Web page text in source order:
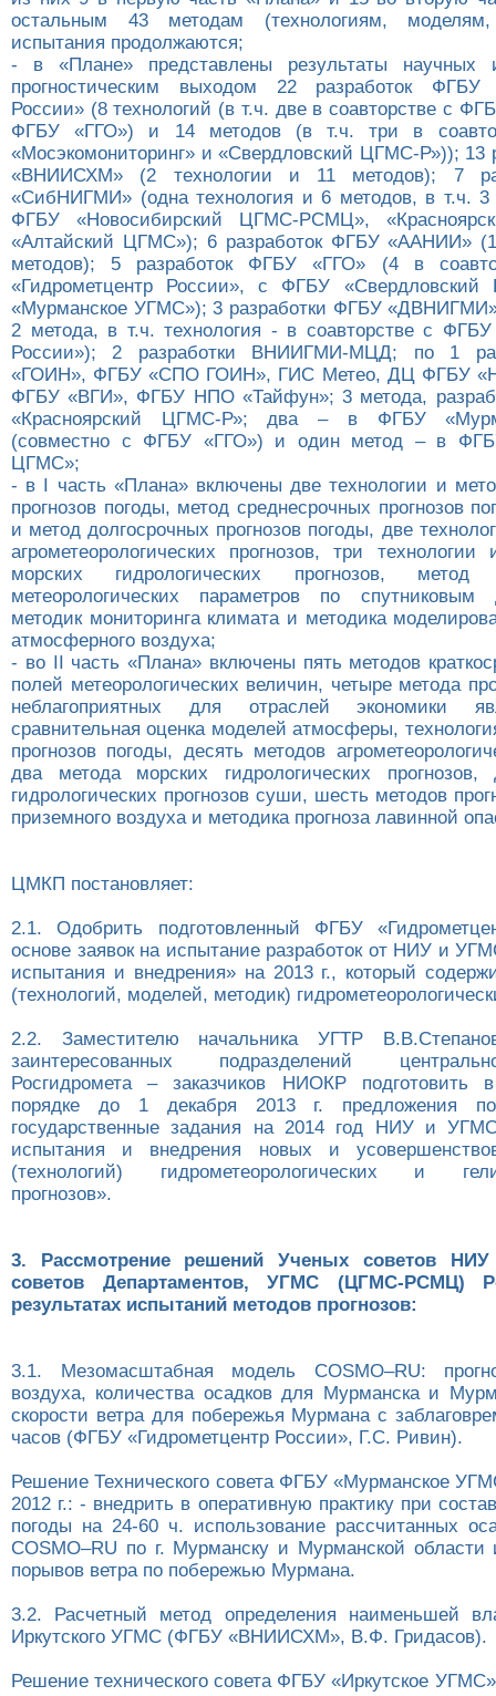
остальным 43 методам (технологиям,
испытания продолжаются;
- в «Плане» представлены результаты научных
прогностическим выходом 22 разработок ФГБУ
России» (8 технологий (в т.ч. две в соавторстве с
ФГБУ «ГГО») и 14 методов (в т.ч. три в
«Мосэкомониторинг» и «Свердловский ЦГМС-Р»)); 13
«ВНИИСХМ» (2 технологии и 11 методов); 7
«СибНИГМИ» (одна технология и 6 методов, в т.ч. 3
ФГБУ «Новосибирский ЦГМС-РСМЦ»,
«Алтайский ЦГМС»); 6 разработок ФГБУ «ААНИИ»
методов); 5 разработок ФГБУ «ГГО» (4 в
«Гидрометцентр России», с ФГБУ
«Мурманское УГМС»); 3 разработки ФГБУ «ДВНИГМИ»
2 метода, в т.ч. технология - в соавторстве с ФГБУ
России»); 2 разработки ВНИИГМИ-МЦД; по 1
«ГОИН», ФГБУ «СПО ГОИН», ГИС Метео, ДЦ ФГБУ
ФГБУ «ВГИ», ФГБУ НПО «Тайфун»; 3 метода,
«Красноярский ЦГМС-Р»; два – в ФГБУ
(совместно с ФГБУ «ГГО») и один метод – в
ЦГМС»;
- в I часть «Плана» включены две технологии и
прогнозов погоды, метод среднесрочных прогнозов
и метод долгосрочных прогнозов погоды, две
агрометеорологических прогнозов, три
морских гидрологических прогнозов, метод
метеорологических параметров по
методик мониторинга климата и методика
атмосферного воздуха;
- во II часть «Плана» включены пять методов
полей метеорологических величин, четыре метода
неблагоприятных для отраслей экономики
сравнительная оценка моделей атмосферы,
прогнозов погоды, десять методов
два метода морских гидрологических прогнозов,
гидрологических прогнозов суши, шесть методов
приземного воздуха и методика прогноза лавинной
ЦМКП постановляет:
2.1. Одобрить подготовленный ФГБУ
основе заявок на испытание разработок от НИУ и
испытания и внедрения» на 2013 г., который
(технологий, моделей, методик)
2.2. Заместителю начальника УГТР
заинтересованных подразделений
Росгидромета – заказчиков НИОКР подготовить
порядке до 1 декабря 2013 г. предложения
государственные задания на 2014 год НИУ и
испытания и внедрения новых и
(технологий) гидрометеорологических и
прогнозов».
3. Рассмотрение решений Ученых советов НИУ
советов Департаментов, УГМС (ЦГМС-РСМЦ)
результатах испытаний методов прогнозов:
3.1. Мезомасштабная модель COSMO–RU:
воздуха, количества осадков для Мурманска и
скорости ветра для побережья Мурмана с
часов (ФГБУ «Гидрометцентр России», Г.С. Ривин).
Решение Технического совета ФГБУ «Мурманское
2012 г.: - внедрить в оперативную практику при
погоды на 24-60 ч. использование рассчитанных
COSMO–RU по г. Мурманску и Мурманской
порывов ветра по побережью Мурмана.
3.2. Расчетный метод определения наименьшей
Иркутского УГМС (ФГБУ «ВНИИСХМ», В.Ф. Гридасов).
Решение технического совета ФГБУ «Иркутское